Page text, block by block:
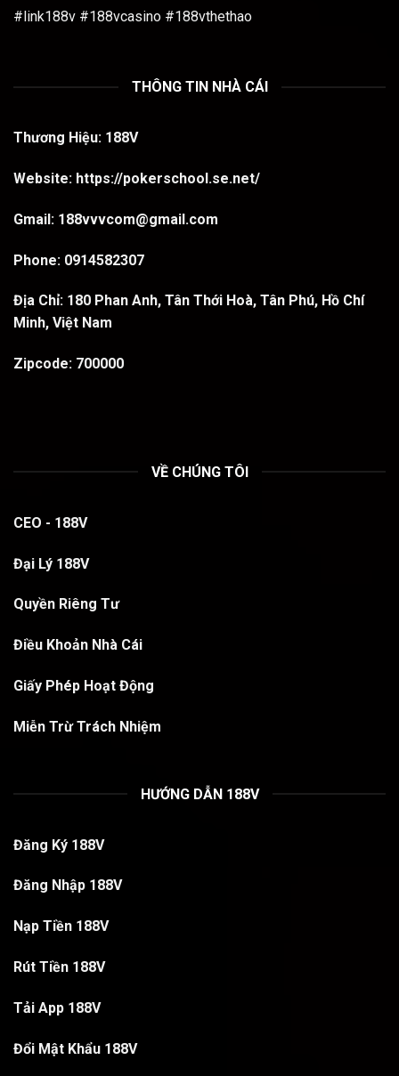
#link188v #188vcasino #188vthethao
THÔNG TIN NHÀ CÁI
Thương Hiệu: 188V
Website: https://pokerschool.se.net/
Gmail: 188vvvcom@gmail.com
Phone: 0914582307
Địa Chỉ: 180 Phan Anh, Tân Thới Hoà, Tân Phú, Hồ Chí
Minh, Việt Nam
Zipcode: 700000
VỀ CHÚNG TÔI
CEO - 188V
Đại Lý 188V
Quyền Riêng Tư
Điều Khoản Nhà Cái
Giấy Phép Hoạt Động
Miễn Trừ Trách Nhiệm
HƯỚNG DẪN 188V
Đăng Ký 188V
Đăng Nhập 188V
Nạp Tiền 188V
Rút Tiền 188V
Tải App 188V
Đổi Mật Khẩu 188V